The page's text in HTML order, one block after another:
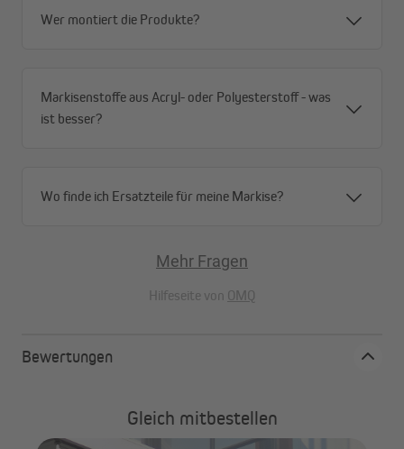
Mehr Stabilität
mehr Stabilität.
Wer montiert die Produkte?
Markisenstoffe aus Acryl- oder Polyesterstoff - was
ist besser?
Wo finde ich Ersatzteile für meine Markise?
Mehr Fragen
Hilfeseite von OMQ
Bewertungen
Gleich mitbestellen